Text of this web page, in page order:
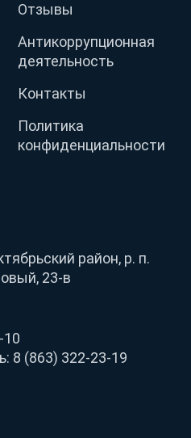
район, р. п.
23-в
10
8 (863) 322-23-19
Отзывы
Антикоррупционная
деятельность
Контакты
Политика
конфиденциальности